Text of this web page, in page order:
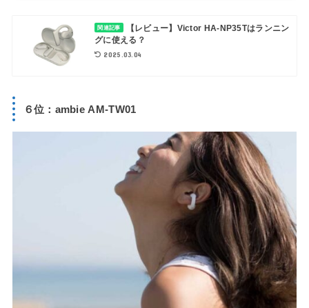
関連記事
【レビュー】Victor HA-NP35Tはランニン
グに使える？
2025.03.04
６位：ambie AM-TW01